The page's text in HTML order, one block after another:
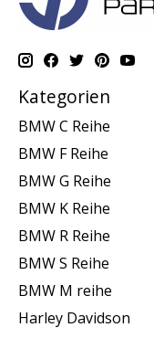
Kategorien
BMW C Reihe
BMW F Reihe
BMW G Reihe
BMW K Reihe
BMW R Reihe
BMW S Reihe
BMW M reihe
Harley Davidson